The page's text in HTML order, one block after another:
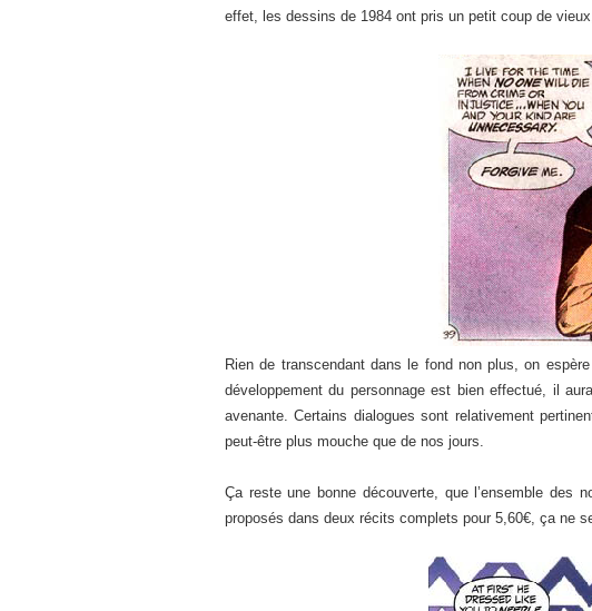
effet, les dessins de 1984 ont pris un petit coup de
Rien de transcendant dans le fond non plus, on
développement du personnage est bien effectué, il
avenante. Certains dialogues sont relativement
peut-être plus mouche que de nos jours.
Ça reste une bonne découverte, que l’ensemble des
proposés dans deux récits complets pour 5,60€, ça ne